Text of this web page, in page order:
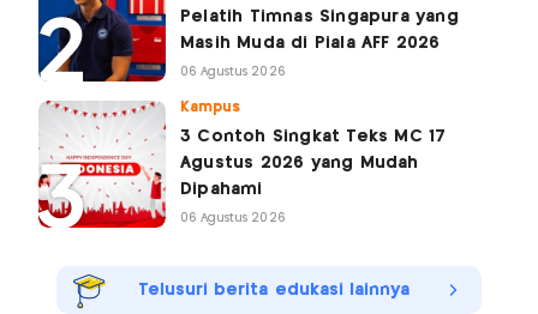
Pelatih Timnas Singapura yang
Masih Muda di Piala AFF 2026
06 Agustus 2026
Kampus
3 Contoh Singkat Teks MC 17
Agustus 2026 yang Mudah
Dipahami
06 Agustus 2026
Telusuri berita edukasi lainnya